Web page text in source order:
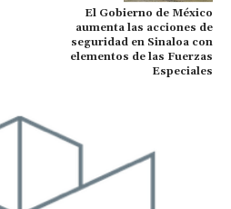
El Gobierno de México
aumenta las acciones de
seguridad en Sinaloa con
elementos de las Fuerzas
Especiales